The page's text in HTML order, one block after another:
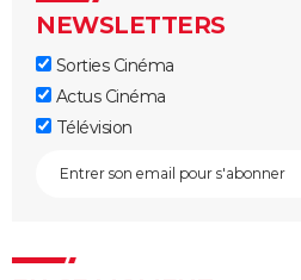
NEWSLETTERS
Sorties Cinéma
Actus Cinéma
Télévision